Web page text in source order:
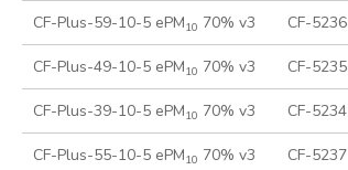
CF-Plus-59-10-5 ePM10 70% v3 CF-5236
CF-Plus-49-10-5 ePM10 70% v3 CF-5235
CF-Plus-39-10-5 ePM10 70% v3 CF-5234
CF-Plus-55-10-5 ePM10 70% v3 CF-5237